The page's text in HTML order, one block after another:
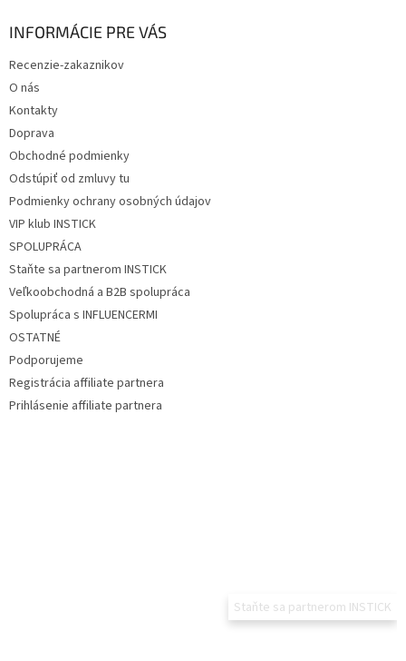
INFORMÁCIE PRE VÁS
Recenzie-zakaznikov
O nás
Kontakty
Doprava
Obchodné podmienky
Odstúpiť od zmluvy tu
Podmienky ochrany osobných údajov
VIP klub INSTICK
SPOLUPRÁCA
Staňte sa partnerom INSTICK
Veľkoobchodná a B2B spolupráca
Spolupráca s INFLUENCERMI
OSTATNÉ
Podporujeme
Registrácia affiliate partnera
Prihlásenie affiliate partnera
Staňte sa partnerom INSTICK